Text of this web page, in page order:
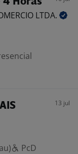
LTDA.
13 jul
PcD